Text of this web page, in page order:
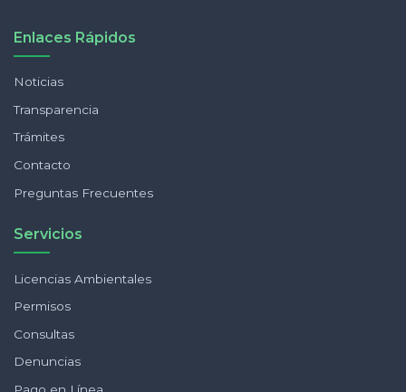
Enlaces Rápidos
Noticias
Transparencia
Trámites
Contacto
Preguntas Frecuentes
Servicios
Licencias Ambientales
Permisos
Consultas
Denuncias